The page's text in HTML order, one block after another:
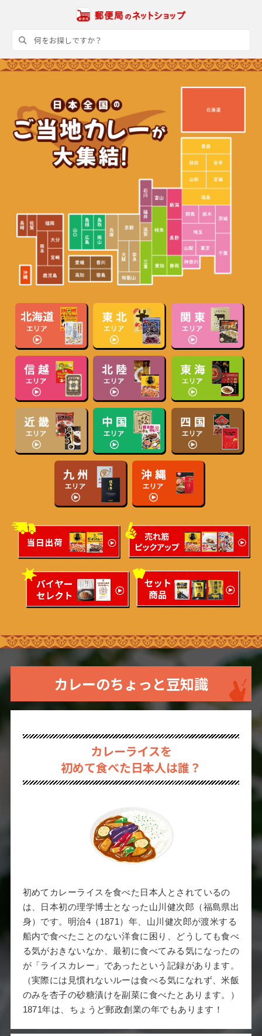
カレーのちょっと豆知識
カレーライスを
初めて食べた日本人は誰？
初めてカレーライスを食べた日本人とされているの
は、日本初の理学博士となった山川健次郎（福島県出
身）です。明治4（1871）年、山川健次郎が渡米する
船内で食べたことのない洋食に困り、どうしても食べ
る気がおきないなか、最初に食べてみる気になったの
が「ライスカレー」であったという記録があります。
（実際には見慣れないルーは食べる気になれず、米飯
のみを杏子の砂糖漬けを副菜に食べたとあります。）
1871年は、ちょうど郵政創業の年でもあります！